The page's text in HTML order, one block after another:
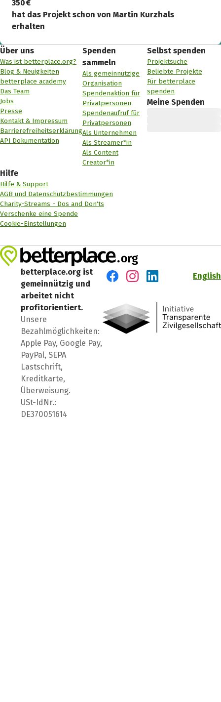
350 €
hat das Projekt schon von Martin Kurzhals
erhalten
Über uns
Was ist betterplace.org?
Blog & Neuigkeiten
betterplace academy
Das Team
Jobs
Presse
Kontakt & Impressum
Barrierefreiheitserklärung
API Dokumentation
Spenden
sammeln
Als gemeinnützige
Organisation
Spendenaktion für
Privatpersonen
Spendenaufruf für
Privatpersonen
Als Unternehmen
Als Streamer*in
Als Content
Creator*in
Selbst spenden
Projektsuche
Beliebte Projekte
Für betterplace
spenden
Meine Spenden
Hilfe
Hilfe & Support
AGB und Datenschutzbestimmungen
Charity-Streams - Dos and Don'ts
Verschenke eine Spende
Cookie-Einstellungen
betterplace.org ist
gemeinnützig und
arbeitet nicht
profitorientiert.
Unsere
Bezahlmöglichkeiten:
Apple Pay, Google Pay,
PayPal, SEPA
Lastschrift,
Kreditkarte,
Überweisung.
USt-IdNr.:
DE370051614
English